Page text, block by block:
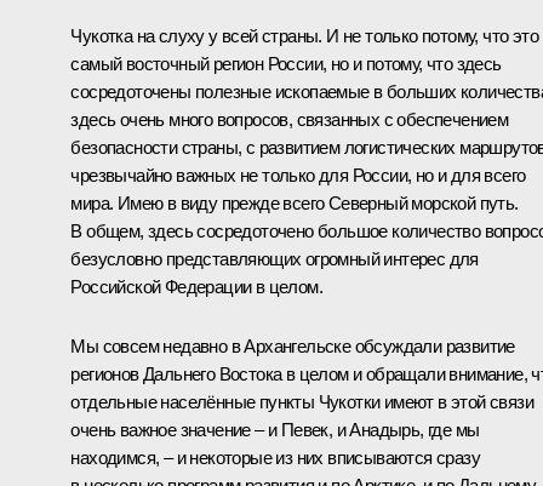
Чукотка на слуху у всей страны. И не только потому, что это
самый восточный регион России, но и потому, что здесь
сосредоточены полезные ископаемые в больших
здесь очень много вопросов, связанных с обеспечением
безопасности страны, с развитием логистических
чрезвычайно важных не только для России, но и для всего
мира. Имею в виду прежде всего Северный морской путь.
В общем, здесь сосредоточено большое количество
безусловно представляющих огромный интерес для
Российской Федерации в целом.
Мы совсем недавно в Архангельскеобсуждалиразвитие
регионов Дальнего Востока в целом и обращали внимание,
отдельные населённые пункты Чукотки имеют в этой связи
очень важное значение – и Певек, и Анадырь, где мы
находимся, – и некоторые из них вписываются сразу